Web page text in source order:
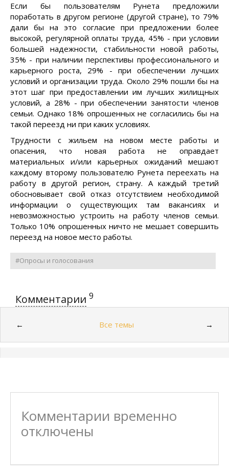
Если бы пользователям Рунета предложили
поработать в другом регионе (другой стране), то 79%
дали бы на это согласие при предложении более
высокой, регулярной оплаты труда, 45% - при условии
большей надежности, стабильности новой работы,
35% - при наличии перспективы профессионального и
карьерного роста, 29% - при обеспечении лучших
условий и организации труда. Около 29% пошли бы на
этот шаг при предоставлении им лучших жилищных
условий, а 28% - при обеспечении занятости членов
семьи. Однако 18% опрошенных не согласились бы на
такой переезд ни при каких условиях.
Трудности с жильем на новом месте работы и
опасения, что новая работа не оправдает
материальных и/или карьерных ожиданий мешают
каждому второму пользователю Рунета переехать на
работу в другой регион, страну. А каждый третий
обосновывает свой отказ отсутствием необходимой
информации о существующих там вакансиях и
невозможностью устроить на работу членов семьи.
Только 10% опрошенных ничто не мешает совершить
переезд на новое место работы.
#Опросы и голосования
Комментарии 9
← Все темы →
Комментарии временно
отключены